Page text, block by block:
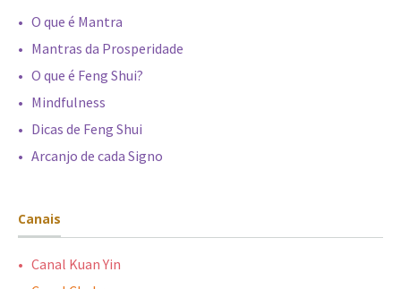
• O que é Mantra
• Mantras da Prosperidade
• O que é Feng Shui?
• Mindfulness
• Dicas de Feng Shui
• Arcanjo de cada Signo
Canais
• Canal Kuan Yin